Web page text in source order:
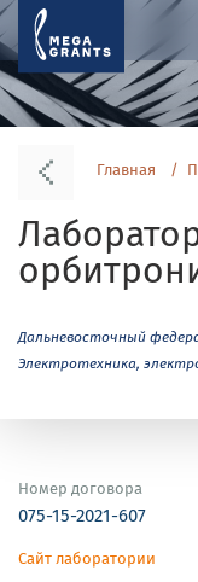
Главная
Дальневосточный
Электротехника,
Номер договора
075-15-2021-607
Сайт лаборатории